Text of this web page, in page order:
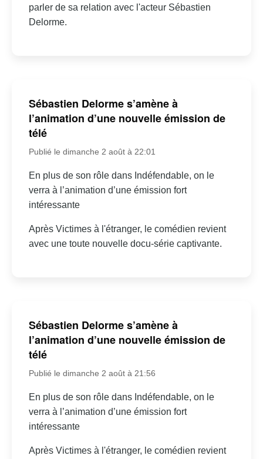
parler de sa relation avec l'acteur Sébastien
Delorme.
Sébastien Delorme s’amène à
l’animation d’une nouvelle émission de
télé
Publié le dimanche 2 août à 22:01
En plus de son rôle dans Indéfendable, on le
verra à l’animation d’une émission fort
intéressante
Après Victimes à l'étranger, le comédien revient
avec une toute nouvelle docu-série captivante.
Sébastien Delorme s’amène à
l’animation d’une nouvelle émission de
télé
Publié le dimanche 2 août à 21:56
En plus de son rôle dans Indéfendable, on le
verra à l’animation d’une émission fort
intéressante
Après Victimes à l'étranger, le comédien revient